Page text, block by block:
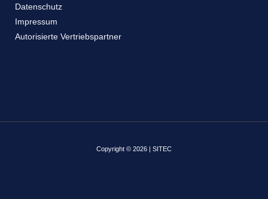
Datenschutz
Impressum
Autorisierte Vertriebspartner
Copyright © 2026 | SITEC